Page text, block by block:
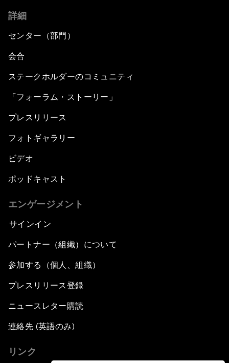
詳細
センター（部門）
会合
ステークホルダーのコミュニティ
「フォーラム・ストーリー」
プレスリリース
フォトギャラリー
ビデオ
ポッドキャスト
エンゲージメント
サインイン
パートナー（組織）について
参加する（個人、組織）
プレスリリース登録
ニュースレター購読
連絡先 (英語のみ)
リンク